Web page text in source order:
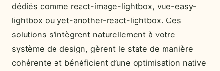
dédiés comme react-image-lightbox, vue-easy-
lightbox ou yet-another-react-lightbox. Ces
solutions s’intègrent naturellement à votre
système de design, gèrent le state de manière
cohérente et bénéficient d’une optimisation native